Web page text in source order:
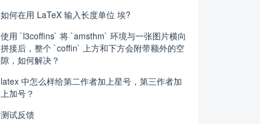
如何在用 LaTeX 输入长度单位 埃?
使用 `l3coffins` 将 `amsthm` 环境与一张图片横向
拼接后，整个 `coffin` 上方和下方会附带额外的空
隙，如何解决？
latex 中怎么样给第二作者加上星号，第三作者加
上加号？
测试反馈